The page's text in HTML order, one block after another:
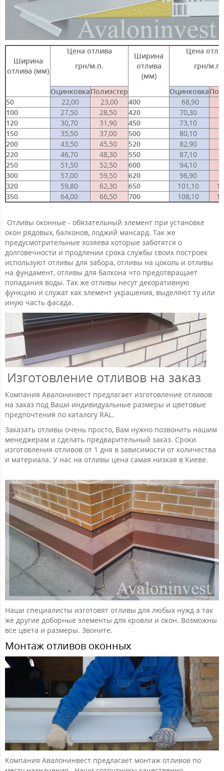
Ширина
отлива (мм)
Цена отлива
грн/м.п.
Ширина
отлива
(мм)
Цена
грн/м.п.
ОцинковкаПолиэстер Оцинковка
50
22,00 23,00 400 68,90
100
27,50 28,50 420 70,30
120
30,70 31,90 450 73,10
150
35,50 37,00 500 80,10
200
43,50 45,50 520 82,90
220
46,70 48,30 550 87,10
250
51,50 52,50 600 94,10
300
57,00 59,50 620 96,90
320
59,80 62,30 650 101,10
350
64,00 66,50 700 108,10
Отливы оконные - обязательный элемент при установке
окон рядовых, балконов, лоджий мансард. Так же
предусмотрительные хозяева которые заботятся о
долговечности и продлении срока службы своих построек
используют отливы для забора, отливы на цоколь и отливы
на фундамент, отливы для балкона что предотвращает
попадания воды. Так же отливы несут декоративную
функцию и служат как элемент украшения, выделяют ту или
иную часть фасада.
Изготовление отливов на заказ
Компания Авалонинвест предлагает изготовление отливов
на заказ под Ваши индивидуальные размеры и цветовые
предпочтения по каталогу RAL.
Заказать отливы очень просто, Вам нужно позвонить нашим
менеджерам и сделать предварительный заказ. Сроки
изготовления отливов от 1 дня в зависимости от количества
и материала. У нас на отливы цена самая низкая в Киеве.
Наши специалисты изготовят отливы для любых нужд а так
же другие доборные элементы для кровли и окон. Возможны
все цвета и размеры. Звоните.
Монтаж отливов оконных
Компания Авалонинвест предлагает монтаж отливов по